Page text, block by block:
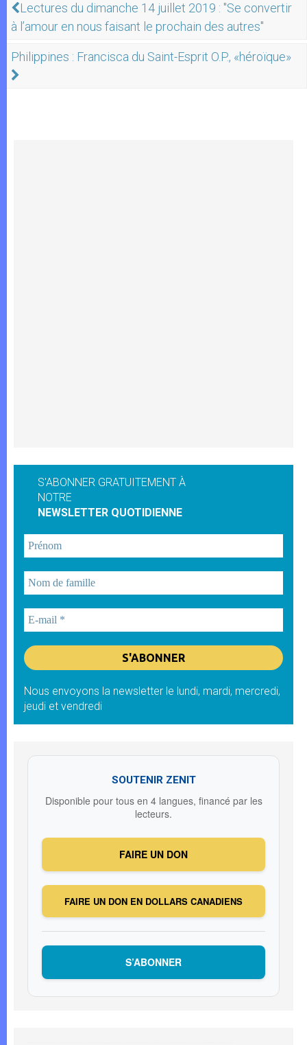
Lectures du dimanche 14 juillet 2019 : "Se convertir
à l’amour en nous faisant le prochain des autres"
Philippines : Francisca du Saint-Esprit O.P., «héroïque»
S'ABONNER GRATUITEMENT À
NOTRE
NEWSLETTER QUOTIDIENNE
Nous envoyons la newsletter le lundi, mardi, mercredi,
jeudi et vendredi
SOUTENIR ZENIT
Disponible pour tous en 4 langues, financé par les
lecteurs.
FAIRE UN DON
FAIRE UN DON EN DOLLARS CANADIENS
S’ABONNER